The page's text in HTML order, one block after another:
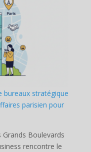
bureaux stratégique
parisien pour
Boulevards
rencontre le